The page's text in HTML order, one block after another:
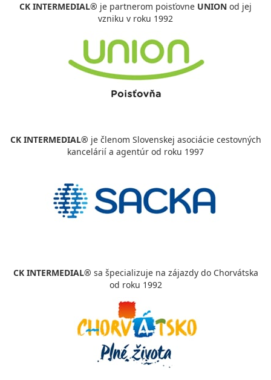
CK INTERMEDIAL® je partnerom poisťovne UNION od jej
vzniku v roku 1992
CK INTERMEDIAL® je členom Slovenskej asociácie cestovných
kancelárií a agentúr od roku 1997
CK INTERMEDIAL® sa špecializuje na zájazdy do Chorvátska
od roku 1992